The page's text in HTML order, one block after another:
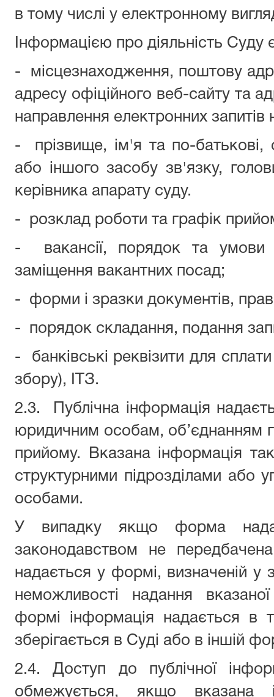
в тому числі у електронному
Інформацією про діяльність Суду
-
місцезнаходження, поштову
адресу офіційного веб-сайту та
направлення електронних запитів
-
прізвище, ім'я та по-
або іншого засобу зв'язку,
керівника апарату суду.
-
розклад роботи та графік
-
вакансії, порядок та
заміщення вакантних посад;
-
форми і зразки документів,
-
порядок складання, подання
-
банківські реквізити для
збору), ІТЗ.
2.3.
Публічна інформація
юридичним особам, об’єднанням
прийому. Вказана інформація
структурними підрозділами або
особами.
У випадку якщо форма
законодавством не
надається у формі, визначеній у
неможливості надання
формі інформація надається в
зберігається в Суді або в іншій
2.4. Доступ до публічної
обмежується, якщо вказана